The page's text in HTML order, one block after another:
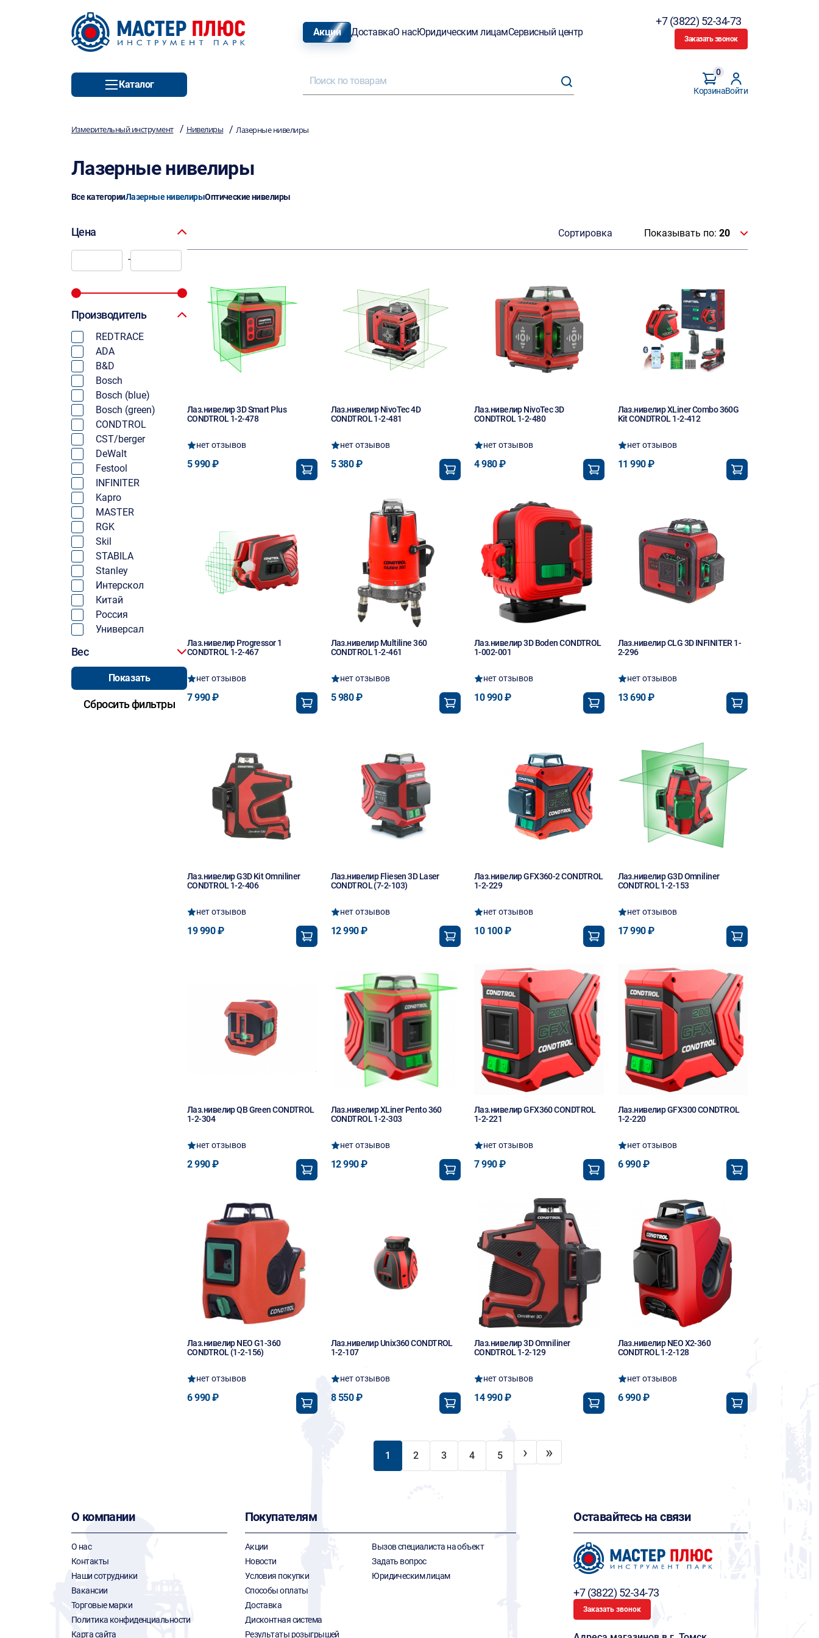
Акции ДоставкаО насЮридическим лицамСервисный центр
+7 (3822) 52-34-73
Заказать звонок
Каталог
Корзина
0
Войти
Измерительный инструмент / Нивелиры / Лазерные нивелиры
Лазерные нивелиры
Все категорииЛазерные нивелирыОптические нивелиры
Цена
-
Производитель
REDTRACE
ADA
B&D
Bosch
Bosch (blue)
Bosch (green)
CONDTROL
CST/berger
DeWalt
Festool
INFINITER
Kapro
MASTER
RGK
Skil
STABILA
Stanley
Интерскол
Китай
Россия
Универсал
Вес
Сортировка Показывать по: 20
Лаз.нивелир 3D Smart Plus
CONDTROL 1-2-478
нет отзывов
5 990 ₽
Лаз.нивелир NivoTec 4D
CONDTROL 1-2-481
нет отзывов
5 380 ₽
Лаз.нивелир NivoTec 3D
CONDTROL 1-2-480
нет отзывов
4 980 ₽
Лаз.нивелир XLiner Combo 360G
Kit CONDTROL 1-2-412
нет отзывов
11 990 ₽
Лаз.нивелир Progressor 1
CONDTROL 1-2-467
нет отзывов
7 990 ₽
Лаз.нивелир Multiline 360
CONDTROL 1-2-461
нет отзывов
5 980 ₽
Лаз.нивелир 3D Boden CONDTROL
1-002-001
нет отзывов
10 990 ₽
Лаз.нивелир CLG 3D INFINITER 1-
2-296
нет отзывов
13 690 ₽
Лаз.нивелир G3D Kit Omniliner
CONDTROL 1-2-406
нет отзывов
19 990 ₽
Лаз.нивелир Fliesen 3D Laser
CONDTROL (7-2-103)
нет отзывов
12 990 ₽
Лаз.нивелир GFX360-2 CONDTROL
1-2-229
нет отзывов
10 100 ₽
Лаз.нивелир G3D Omniliner
CONDTROL 1-2-153
нет отзывов
17 990 ₽
Лаз.нивелир QB Green CONDTROL
1-2-304
нет отзывов
2 990 ₽
Лаз.нивелир XLiner Pento 360
CONDTROL 1-2-303
нет отзывов
12 990 ₽
Лаз.нивелир GFX360 CONDTROL
1-2-221
нет отзывов
7 990 ₽
Лаз.нивелир GFX300 CONDTROL
1-2-220
нет отзывов
6 990 ₽
Лаз.нивелир NEO G1-360
CONDTROL (1-2-156)
нет отзывов
6 990 ₽
Лаз.нивелир Unix360 CONDTROL
1-2-107
нет отзывов
8 550 ₽
Лаз.нивелир 3D Omniliner
CONDTROL 1-2-129
нет отзывов
14 990 ₽
Лаз.нивелир NEO X2-360
CONDTROL 1-2-128
нет отзывов
6 990 ₽
1 2 3 4 5 › »
О компании
О нас
Контакты
Наши сотрудники
Вакансии
Торговые марки
Политика конфиденциальности
Карта сайта
Покупателям
Акции
Новости
Условия покупки
Способы оплаты
Доставка
Дисконтная система
Результаты розыгрышей
Вызов специалиста на объект
Задать вопрос
Юридическим лицам
Оставайтесь на связи
+7 (3822) 52-34-73
Заказать звонок